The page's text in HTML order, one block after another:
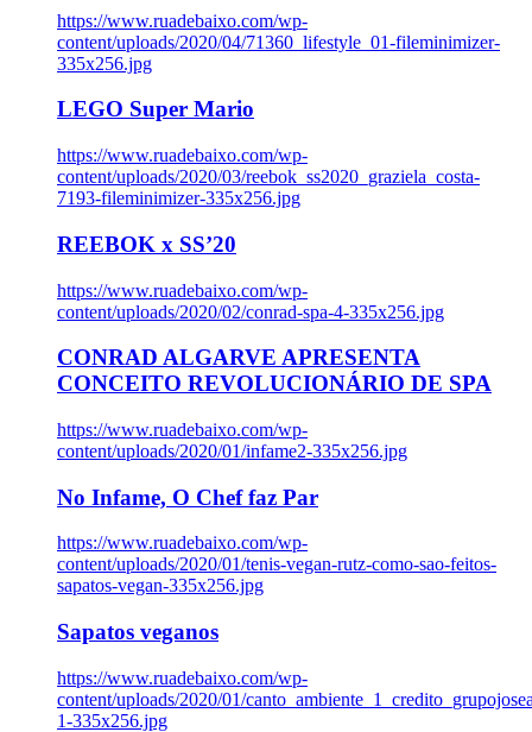
https://www.ruadebaixo.com/wp-
content/uploads/2020/04/71360_lifestyle_01-fileminimizer-
335x256.jpg
LEGO Super Mario
https://www.ruadebaixo.com/wp-
content/uploads/2020/03/reebok_ss2020_graziela_costa-
7193-fileminimizer-335x256.jpg
REEBOK x SS’20
https://www.ruadebaixo.com/wp-
content/uploads/2020/02/conrad-spa-4-335x256.jpg
CONRAD ALGARVE APRESENTA
CONCEITO REVOLUCIONÁRIO DE SPA
https://www.ruadebaixo.com/wp-
content/uploads/2020/01/infame2-335x256.jpg
No Infame, O Chef faz Par
https://www.ruadebaixo.com/wp-
content/uploads/2020/01/tenis-vegan-rutz-como-sao-feitos-
sapatos-vegan-335x256.jpg
Sapatos veganos
https://www.ruadebaixo.com/wp-
content/uploads/2020/01/
1-335x256.jpg